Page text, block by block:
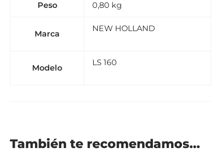
Peso 0,80 kg
Marca
NEW HOLLAND
Modelo
LS 160
También te recomendamos…